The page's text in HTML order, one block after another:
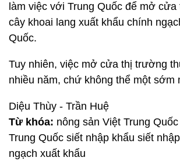
làm việc với Trung Quốc để mở
cây khoai lang xuất khẩu chính
Quốc.
Tuy nhiên, việc mở cửa thị trường
nhiều năm, chứ không thể một sớm
Diệu Thùy - Trần Huệ
Từ khóa: nông sản Việt Trung
Trung Quốc siết nhập khẩu siết
ngạch xuất khẩu